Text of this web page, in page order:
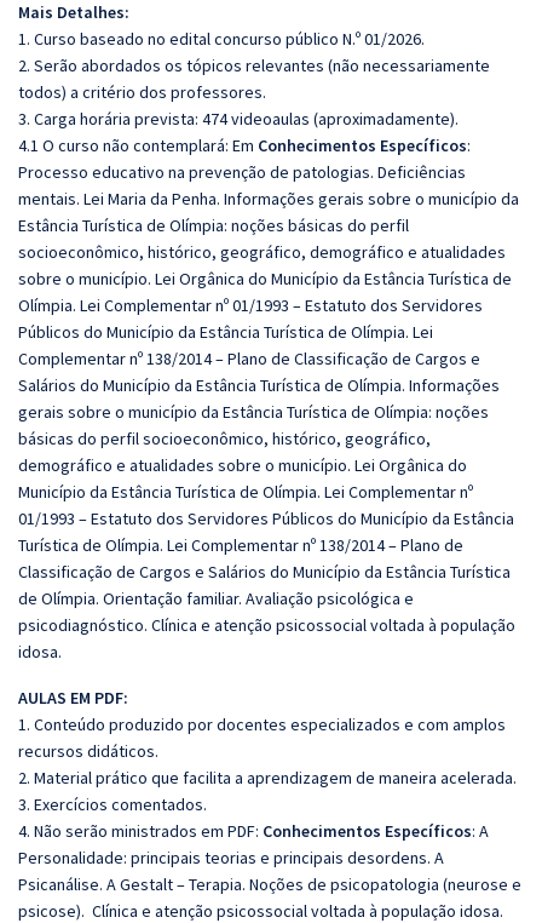
Mais Detalhes:
1. Curso baseado no edital concurso público N.º 01/2026.
2. Serão abordados os tópicos relevantes (não necessariamente
todos) a critério dos professores.
3. Carga horária prevista: 474 videoaulas (aproximadamente).
4.1 O curso não contemplará: Em Conhecimentos Específicos:
Processo educativo na prevenção de patologias. Deficiências
mentais. Lei Maria da Penha. Informações gerais sobre o município da
Estância Turística de Olímpia: noções básicas do perfil
socioeconômico, histórico, geográfico, demográfico e atualidades
sobre o município. Lei Orgânica do Município da Estância Turística de
Olímpia. Lei Complementar nº 01/1993 – Estatuto dos Servidores
Públicos do Município da Estância Turística de Olímpia. Lei
Complementar nº 138/2014 – Plano de Classificação de Cargos e
Salários do Município da Estância Turística de Olímpia. Informações
gerais sobre o município da Estância Turística de Olímpia: noções
básicas do perfil socioeconômico, histórico, geográfico,
demográfico e atualidades sobre o município. Lei Orgânica do
Município da Estância Turística de Olímpia. Lei Complementar nº
01/1993 – Estatuto dos Servidores Públicos do Município da Estância
Turística de Olímpia. Lei Complementar nº 138/2014 – Plano de
Classificação de Cargos e Salários do Município da Estância Turística
de Olímpia. Orientação familiar. Avaliação psicológica e
psicodiagnóstico. Clínica e atenção psicossocial voltada à população
idosa.
AULAS EM PDF:
1. Conteúdo produzido por docentes especializados e com amplos
recursos didáticos.
2. Material prático que facilita a aprendizagem de maneira acelerada.
3. Exercícios comentados.
4. Não serão ministrados em PDF: Conhecimentos Específicos: A
Personalidade: principais teorias e principais desordens. A
Psicanálise. A Gestalt – Terapia. Noções de psicopatologia (neurose e
psicose). Clínica e atenção psicossocial voltada à população idosa.